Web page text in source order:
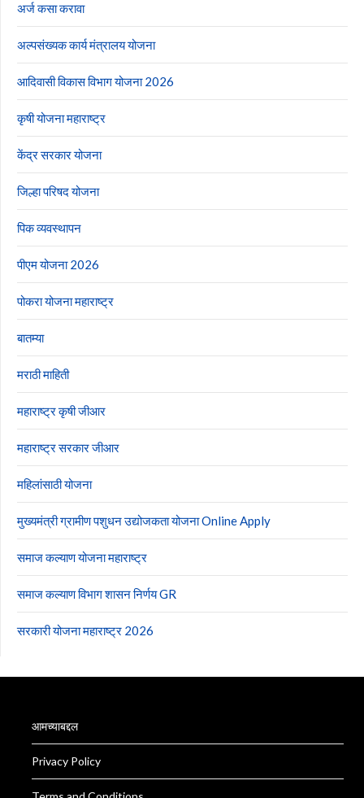
अर्ज कसा करावा
अल्पसंख्यक कार्य मंत्रालय योजना
आदिवासी विकास विभाग योजना 2026
कृषी योजना महाराष्ट्र
केंद्र सरकार योजना
जिल्हा परिषद योजना
पिक व्यवस्थापन
पीएम योजना 2026
पोकरा योजना महाराष्ट्र
बातम्या
मराठी माहिती
महाराष्ट्र कृषी जीआर
महाराष्ट्र सरकार जीआर
महिलांसाठी योजना
मुख्यमंत्री ग्रामीण पशुधन उद्योजकता योजना Online Apply
समाज कल्याण योजना महाराष्ट्र
समाज कल्याण विभाग शासन निर्णय GR
सरकारी योजना महाराष्ट्र 2026
आमच्याबद्दल
Privacy Policy